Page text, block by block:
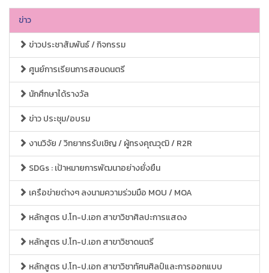
ข่าว
ข่าวประชาสัมพันธ์ / กิจกรรม
ศูนย์การเรียนการสอนดนตรี
นักศึกษาได้รางวัล
ข่าว ประชุม/อบรม
งานวิจัย / วิทยากรรับเชิญ / ผู้ทรงคุณวุฒิ / R2R
SDGs : เป้าหมายการพัฒนาอย่างยั่งยืน
เครือข่ายต่างๆ ลงนามความร่วมมือ MOU / MOA
หลักสูตร ป.โท-ป.เอก สาขาวิชาศิลปะการแสดง
หลักสูตร ป.โท-ป.เอก สาขาวิชาดนตรี
หลักสูตร ป.โท-ป.เอก สาขาวิชาทัศนศิลป์และการออกแบบ